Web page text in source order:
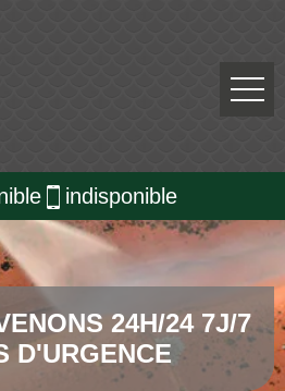
indisponible
24H/24 7J/7
D'URGENCE